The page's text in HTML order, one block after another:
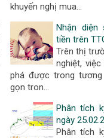
khuyến nghị mua…
Nhận diện
tiền trên
Trên thị
nghiệt,
phá được trong
gọn tron…
Phân tích
ngày
Phân tích